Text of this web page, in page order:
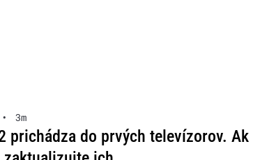
• 3m
prichádza do prvých televízorov. Ak